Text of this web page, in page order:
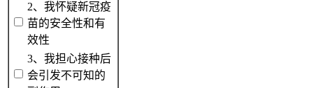
2、我怀疑新冠疫
苗的安全性和有
效性
3、我担心接种后
会引发不可知的